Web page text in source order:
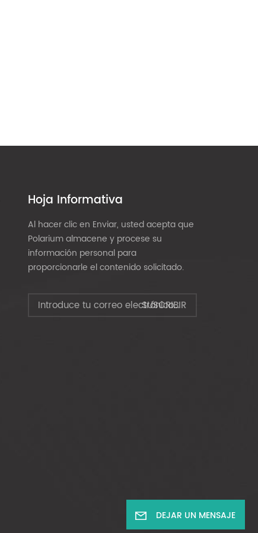
Hoja Informativa
Al hacer clic en Enviar, usted acepta que
Polarium almacene y procese su
información personal para
proporcionarle el contenido solicitado.
DEJAR UN MENSAJE